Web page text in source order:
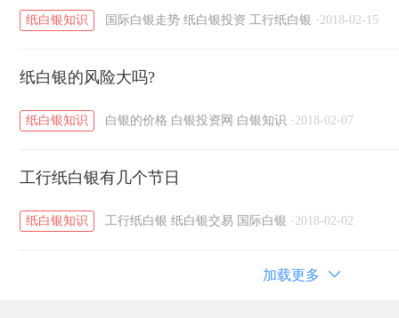
纸白银知识 国际白银走势 纸白银投资 工行纸白银 · 2018-02-15
纸白银的风险大吗?
纸白银知识 白银的价格 白银投资网 白银知识 · 2018-02-07
工行纸白银有几个节日
纸白银知识 工行纸白银 纸白银交易 国际白银 · 2018-02-02
加载更多